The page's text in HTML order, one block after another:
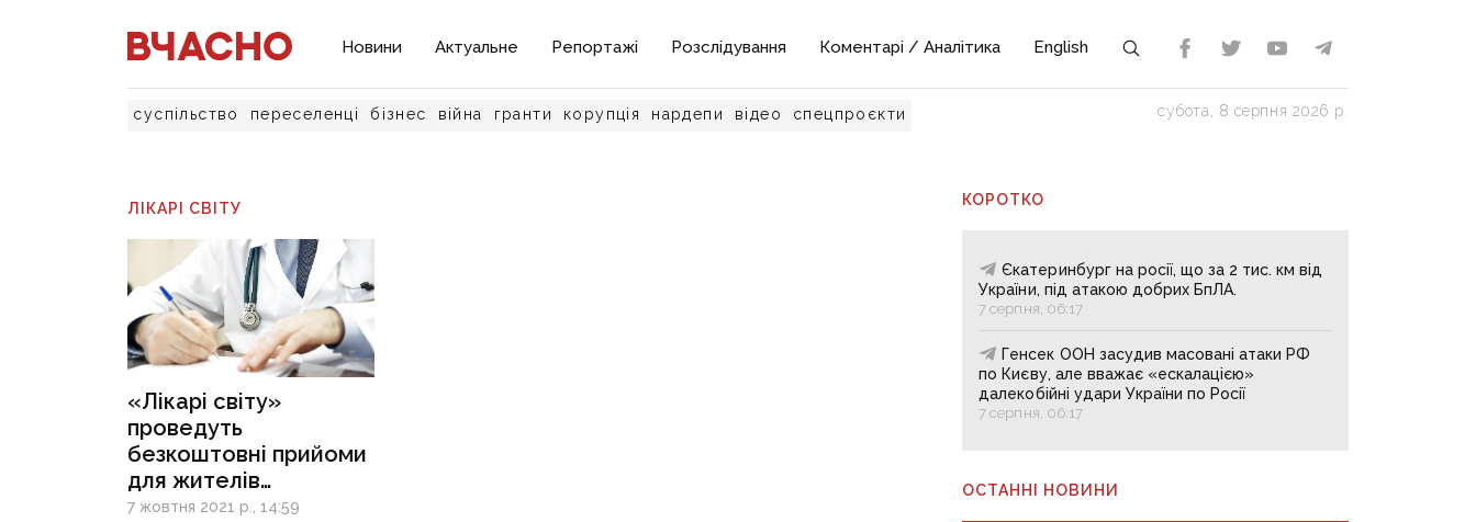
Новини Актуальне Репортажі Розслідування Коментарі / Аналітика English
суспільство переселенці бізнес війна гранти корупція нардепи відео спецпроєкти субота, 8 серпня 2026 р.
ЛІКАРІ СВІТУ
«Лікарі світу»
проведуть
безкоштовні прийоми
для жителів
Донеччини
7 жовтня 2021 р., 14:59
КОРОТКО
Єкатеринбург на росії, що за 2 тис. км від
України, під атакою добрих БпЛА.
7 серпня, 06:17
Генсек ООН засудив масовані атаки РФ
по Києву, але вважає «ескалацією»
далекобійні удари України по Росії
7 серпня, 06:17
ОСТАННІ НОВИНИ